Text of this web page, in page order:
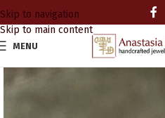
Skip to navigation
Skip to main content
MENU